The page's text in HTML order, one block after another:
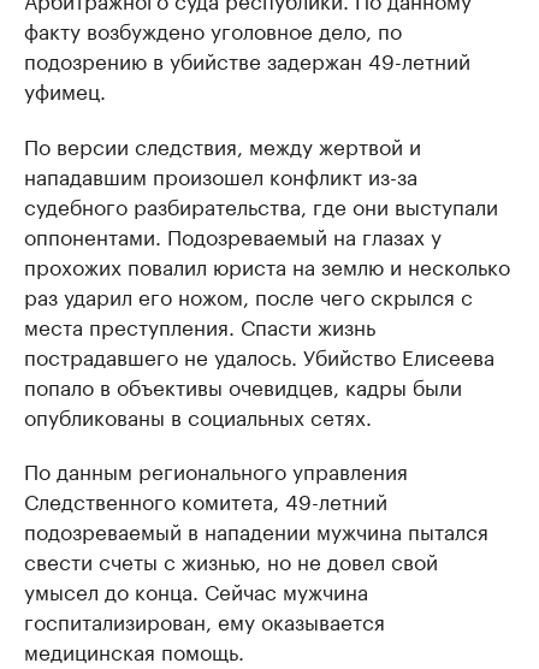
факту возбуждено уголовное дело, по
подозрению в убийстве задержан 49-летний
уфимец.
По версии следствия, между жертвой и
нападавшим произошел конфликт из-за
судебного разбирательства, где они выступали
оппонентами. Подозреваемый на глазах у
прохожих повалил юриста на землю и несколько
раз ударил его ножом, после чего скрылся с
места преступления. Спасти жизнь
пострадавшего не удалось. Убийство Елисеева
попало в объективы очевидцев, кадры были
опубликованы в социальных сетях.
По данным регионального управления
Следственного комитета, 49-летний
подозреваемый в нападении мужчина пытался
свести счеты с жизнью, но не довел свой
умысел до конца. Сейчас мужчина
госпитализирован, ему оказывается
медицинская помощь.